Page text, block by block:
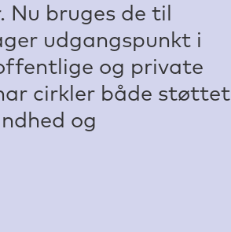
bruges de til
udgangspunkt i
og private
cirkler både støttet
og